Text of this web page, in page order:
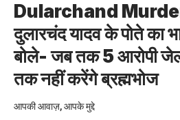
Dularchand
दुलारचंद यादव के पोते का
बोले- जब तक 5 आरोपी
तक नहीं करेंगे ब्रह्मभोज
आपकी आवाज़, आपके मुद्दे